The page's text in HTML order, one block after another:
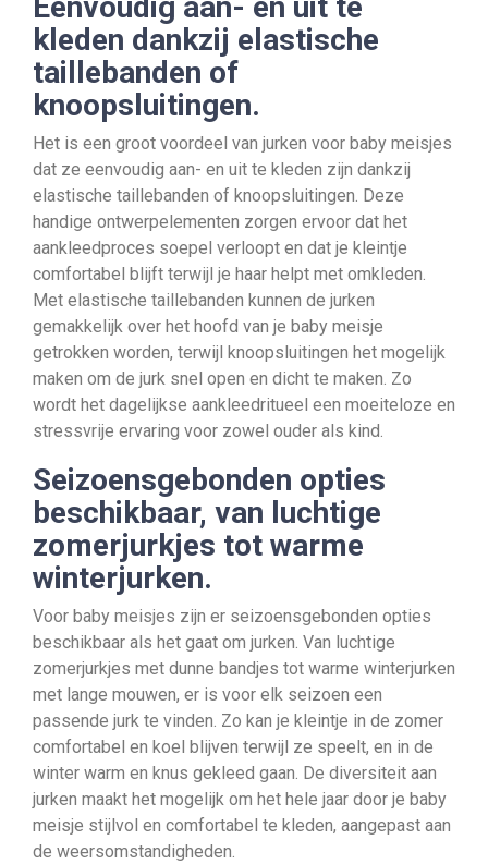
kleden dankzij elastische
taillebanden of
knoopsluitingen.
Het is een groot voordeel van jurken voor baby meisjes
dat ze eenvoudig aan- en uit te kleden zijn dankzij
elastische taillebanden of knoopsluitingen. Deze
handige ontwerpelementen zorgen ervoor dat het
aankleedproces soepel verloopt en dat je kleintje
comfortabel blijft terwijl je haar helpt met omkleden.
Met elastische taillebanden kunnen de jurken
gemakkelijk over het hoofd van je baby meisje
getrokken worden, terwijl knoopsluitingen het mogelijk
maken om de jurk snel open en dicht te maken. Zo
wordt het dagelijkse aankleedritueel een moeiteloze en
stressvrije ervaring voor zowel ouder als kind.
Seizoensgebonden opties
beschikbaar, van luchtige
zomerjurkjes tot warme
winterjurken.
Voor baby meisjes zijn er seizoensgebonden opties
beschikbaar als het gaat om jurken. Van luchtige
zomerjurkjes met dunne bandjes tot warme winterjurken
met lange mouwen, er is voor elk seizoen een
passende jurk te vinden. Zo kan je kleintje in de zomer
comfortabel en koel blijven terwijl ze speelt, en in de
winter warm en knus gekleed gaan. De diversiteit aan
jurken maakt het mogelijk om het hele jaar door je baby
meisje stijlvol en comfortabel te kleden, aangepast aan
de weersomstandigheden.